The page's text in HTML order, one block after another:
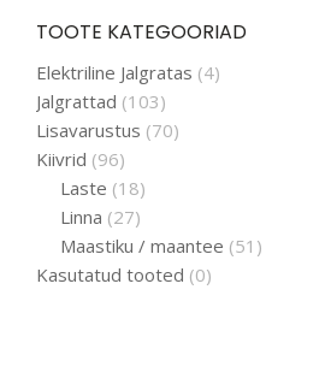
TOOTE KATEGOORIAD
Elektriline Jalgratas (4)
Jalgrattad (103)
Lisavarustus (70)
Kiivrid (96)
Laste (18)
Linna (27)
Maastiku / maantee (51)
Kasutatud tooted (0)